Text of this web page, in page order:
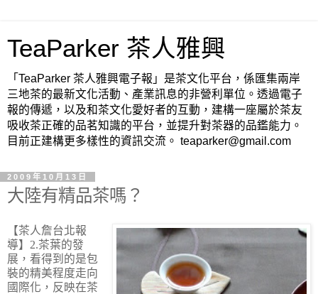
TeaParker 茶人雅興
「TeaParker 茶人雅興電子報」是茶文化平台，係匯集兩岸
三地茶的最新文化活動、產業訊息的非營利單位。透過電子
報的傳遞，以及和茶文化愛好者的互動，建構一座屬於茶友
吸收茶正確的品茗知識的平台，並提升對茶器的品鑑能力。
目前正建構更多樣性的資訊交流。 teaparker@gmail.com
2009年10月13日
大陸有精品茶嗎？
【茶人詹台北報
導】 2.茶葉的發
展，看得到的是包
裝的精美程度走向
國際化，反映在茶